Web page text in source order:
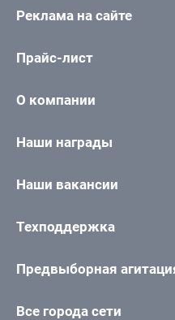
Реклама на сайте
Прайс-лист
О компании
Наши награды
Наши вакансии
Техподдержка
Предвыборная
Все города сети